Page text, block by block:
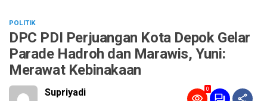
POLITIK
DPC PDI Perjuangan Kota Depok Gelar
Parade Hadroh dan Marawis, Yuni:
Merawat Kebinakaan
Supriyadi 0